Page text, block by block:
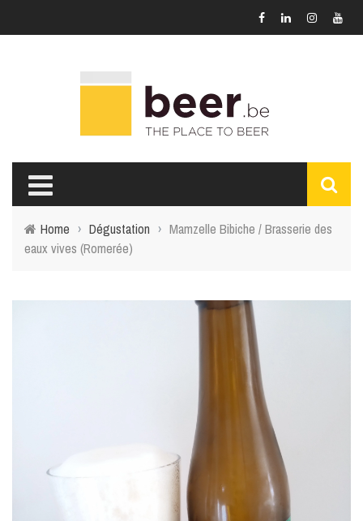
Home › Dégustation › Mamzelle Bibiche / Brasserie des
eaux vives (Romerée)